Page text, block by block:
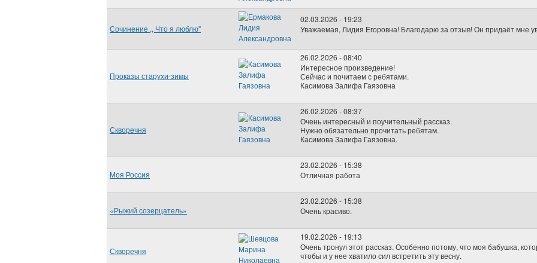
Сочинение ,, Что я люблю"
02.03.2026 - 19:23
Уважаемая, Лидия Егоровна! Благодарю за отзыв! Он придаёт мне
Проказы старухи-зимы
26.02.2026 - 08:40
Интересное произведение!
Сейчас и почитаем с ребятами.
Касимова Залифа Гаязовна
Скворечня
26.02.2026 - 08:37
Очень интересный и поучительный рассказ.
Нужно обязательно прочитать ребятам.
Касимова Залифа Гаязовна.
Моя Россия
23.02.2026 - 15:38
Отличная работа
«Рыжий созерцатель»
23.02.2026 - 15:38
Очень красиво.
Скворечня
19.02.2026 - 19:13
Очень тронул этот рассказ. Особенно потому, что моя бабушка,
чтобы и у нее хватило сил встретить эту весну.